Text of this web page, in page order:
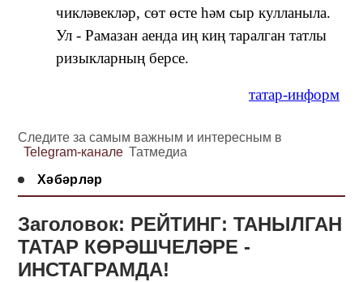
чикләвекләр, сөт өсте һәм сыр кулланыла.
Ул - Рамазан аенда иң киң таралган татлы
ризыкларның берсе.
татар-информ
Следите за самым важным и интересным в
Telegram-канале Татмедиа
Хәбәрләр
Заголовок: РЕЙТИНГ: ТАНЫЛГАН
ТАТАР КӨРӘШЧЕЛӘРЕ -
ИНСТАГРАМДА!